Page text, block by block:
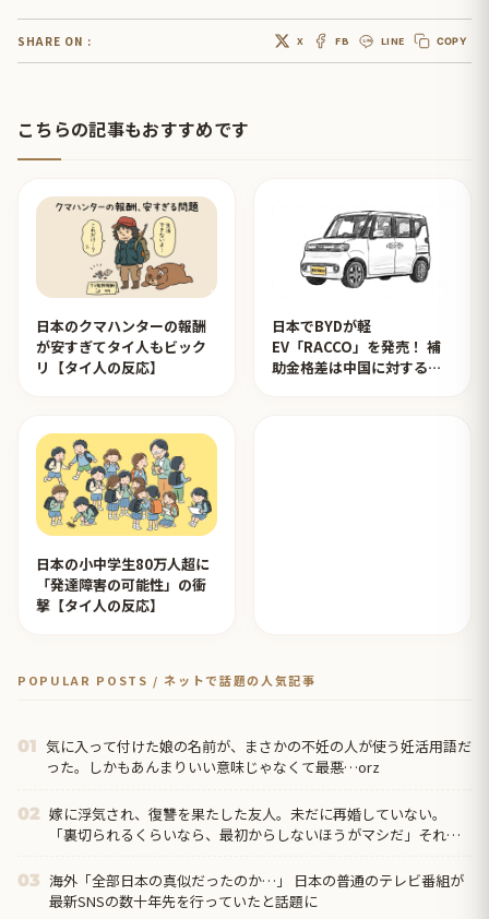
SHARE ON : X FB LINE COPY
こちらの記事もおすすめです
日本のクマハンターの報酬
が安すぎてタイ人もビック
リ【タイ人の反応】
日本でBYDが軽
EV「RACCO」を発売！ 補
助金格差は中国に対するイ
日本の小中学生80万人超に
「発達障害の可能性」の衝
撃【タイ人の反応】
POPULAR POSTS / ネットで話題の人気記事
01 気に入って付けた娘の名前が、まさかの不妊の人が使う妊活用語だ
った。しかもあんまりいい意味じゃなくて最悪…orz
02 嫁に浮気され、復讐を果たした友人。未だに再婚していない。
「裏切られるくらいなら、最初からしないほうがマシだ」それ聞
03 海外「全部日本の真似だったのか…」 日本の普通のテレビ番組が
最新SNSの数十年先を行っていたと話題に